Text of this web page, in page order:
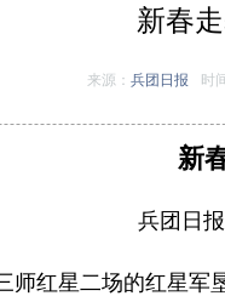
新春
来源： 兵团日报 时
新
兵团日
师红星二场的红星军